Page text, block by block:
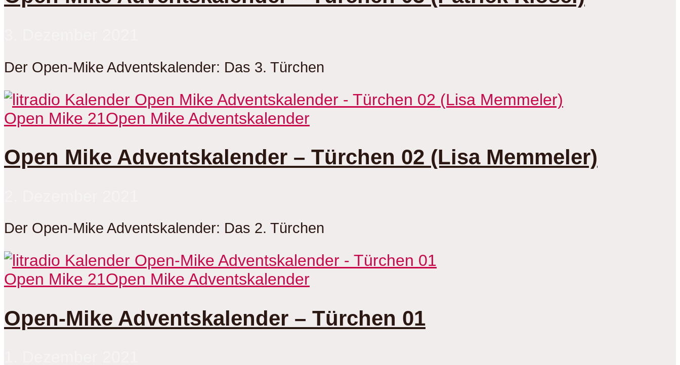
Der Open-Mike Adventskalender: Das 3. Türchen
Open Mike 21Open Mike Adventskalender
Open Mike Adventskalender – Türchen 02 (Lisa Memmeler)
Der Open-Mike Adventskalender: Das 2. Türchen
Open Mike 21Open Mike Adventskalender
Open-Mike Adventskalender – Türchen 01